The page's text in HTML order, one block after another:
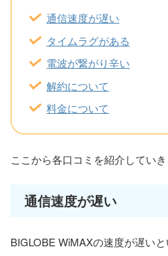
通信速度が遅い
タイムラグがある
電波が繋がり辛い
解約について
料金について
ここから各口コミを紹介していき
通信速度が遅い
BIGLOBE WiMAXの速度が遅いと